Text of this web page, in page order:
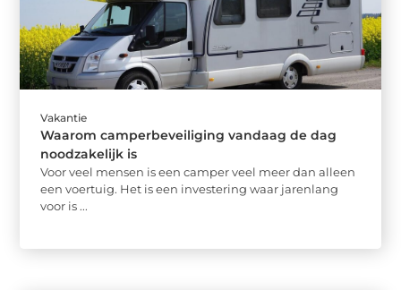
Vakantie
Waarom camperbeveiliging vandaag de dag
noodzakelijk is
Voor veel mensen is een camper veel meer dan alleen
een voertuig. Het is een investering waar jarenlang
voor is ...